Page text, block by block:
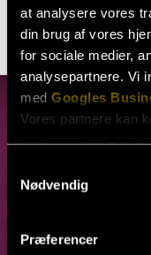
at analysere vores
din brug af vores
for sociale medier,
analysepartnere. Vi
med Googles
Vores partnere kan
Nødvendig
Præferencer